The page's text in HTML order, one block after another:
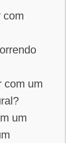
com
com um
um